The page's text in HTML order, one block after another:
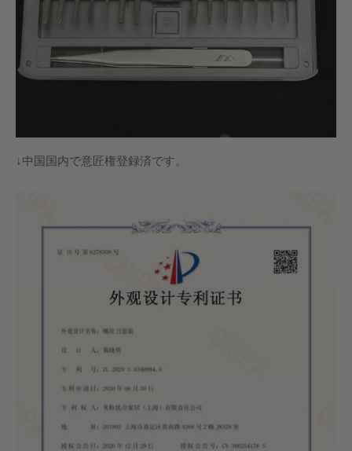
↓中国国内で意匠権登録済です。